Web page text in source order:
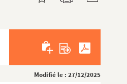
Modifié le : 27/12/2025